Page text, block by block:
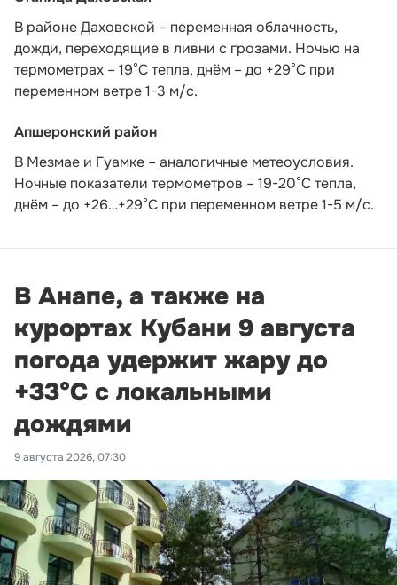
В районе Даховской – переменная облачность,
дожди, переходящие в ливни с грозами. Ночью на
термометрах – 19°C тепла, днём – до +29°C при
переменном ветре 1-3 м/с.
Апшеронский район
В Мезмае и Гуамке – аналогичные метеоусловия.
Ночные показатели термометров – 19-20°С тепла,
днём – до +26…+29°С при переменном ветре 1-5 м/с.
В Анапе, а также на
курортах Кубани 9 августа
погода удержит жару до
+33°С с локальными
дождями
9 августа 2026, 07:30